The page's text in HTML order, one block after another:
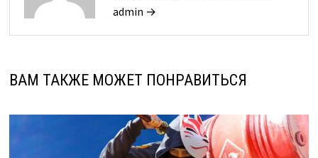
admin →
ВАМ ТАКЖЕ МОЖЕТ ПОНРАВИТЬСЯ